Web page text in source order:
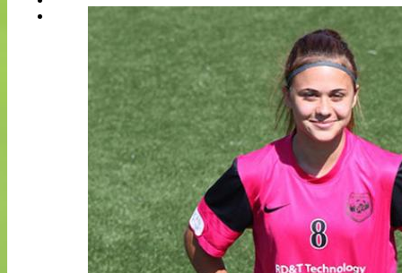
Arkiv
Bloggar
Medlemsbilder
Till klubbkassan
NÄTverket
Split vision
Om oss
Annonsera
Statistik
Tipsa Damfotboll
Kontakt